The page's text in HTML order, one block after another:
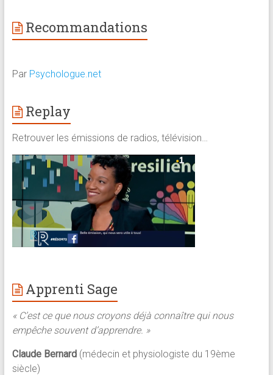
Recommandations
Par Psychologue.net
Replay
Retrouver les émissions de radios, télévision…
Apprenti Sage
« C’est ce que nous croyons déjà connaître qui nous
empêche souvent d’apprendre. »
Claude Bernard (médecin et physiologiste du 19ème
siècle)